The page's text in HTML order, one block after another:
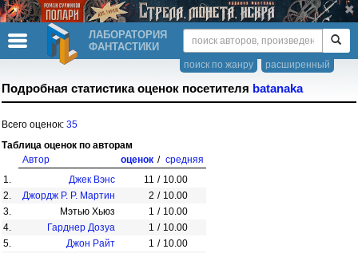
ЛАБОРАТОРИЯ
ФАНТАСТИКИ
расширенный
поиск по жанру
Подробная статистика оценок посетителя batanaka
Всего оценок: 35
Таблица оценок по авторам
Автор
оценок / средняя
1.
Джек Вэнс 11 / 10.00
2.
Джордж Р. Р. Мартин 2 / 10.00
3.
Мэтью Хьюз 1 / 10.00
4.
Гарднер Дозуа 1 / 10.00
5.
Джон Райт 1 / 10.00